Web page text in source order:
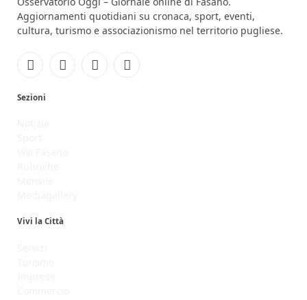
Aggiornamenti quotidiani su cronaca, sport, eventi,
cultura, turismo e associazionismo nel territorio pugliese.
FacebookInstagramYouTubeRSS
Sezioni
Vivi la Città